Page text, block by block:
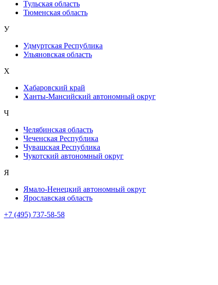
Тульская область
Тюменская область
У
Удмуртская Республика
Ульяновская область
Х
Хабаровский край
Ханты-Мансийский автономный округ
Ч
Челябинская область
Чеченская Республика
Чувашская Республика
Чукотский автономный округ
Я
Ямало-Ненецкий автономный округ
Ярославская область
+7 (495) 737-58-58